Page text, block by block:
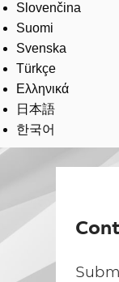
Slovenčina
Suomi
Svenska
Türkçe
Ελληνικά
日本語
한국어